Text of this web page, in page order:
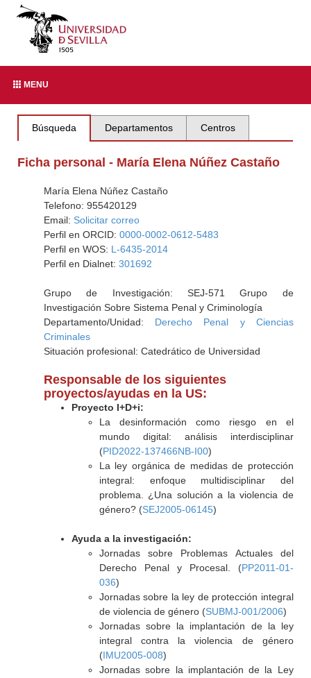
MENU
Búsqueda Departamentos Centros
Ficha personal - María Elena Núñez Castaño
María Elena Núñez Castaño
Telefono: 955420129
Email: Solicitar correo
Perfil en ORCID: 0000-0002-0612-5483
Perfil en WOS: L-6435-2014
Perfil en Dialnet: 301692
Grupo de Investigación: SEJ-571 Grupo de
Investigación Sobre Sistema Penal y Criminología
Departamento/Unidad: Derecho Penal y Ciencias
Criminales
Situación profesional: Catedrático de Universidad
Responsable de los siguientes
proyectos/ayudas en la US:
Proyecto I+D+i:
La desinformación como riesgo en el
mundo digital: análisis interdisciplinar
(PID2022-137466NB-I00)
La ley orgánica de medidas de protección
integral: enfoque multidisciplinar del
problema. ¿Una solución a la violencia de
género? (SEJ2005-06145)
Ayuda a la investigación:
Jornadas sobre Problemas Actuales del
Derecho Penal y Procesal. (PP2011-01-
036)
Jornadas sobre la ley de protección integral
de violencia de género (SUBMJ-001/2006)
Jornadas sobre la implantación de la ley
integral contra la violencia de género
(IMU2005-008)
Jornadas sobre la implantación de la Ley